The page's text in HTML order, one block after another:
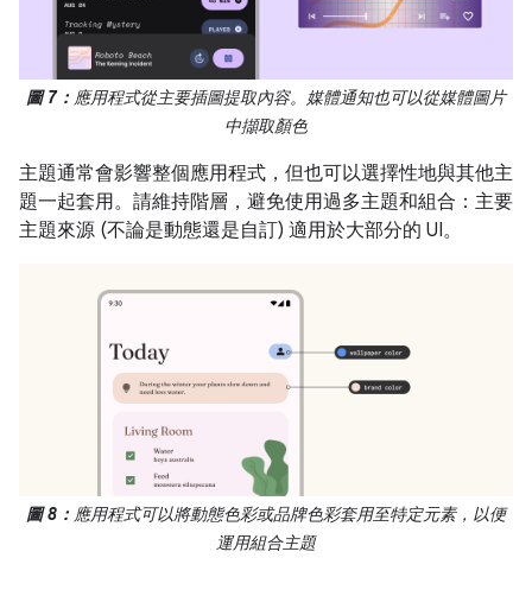
圖 7： 應用程式從主要插圖提取內容。媒體通知也可以從媒體圖片
中擷取顏色
主題通常會影響整個應用程式，但也可以選擇性地與其他主
題一起套用。請維持階層，避免使用過多主題和組合：主要
主題來源 (不論是動態還是自訂) 適用於大部分的 UI。
圖 8： 應用程式可以將動態色彩或品牌色彩套用至特定元素，以便
運用組合主題